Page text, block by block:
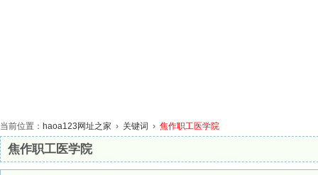
当前位置： haoa123网址之家 › 关键词 › 焦作职工医学院
焦作职工医学院